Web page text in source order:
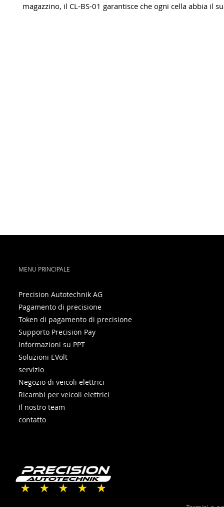
magazzino, il CL-BS-01 garantisce che ogni cella abbia il
MENU PRINCIPALE
Precision Autotechnik AG
Pagamento di precisione
Token di pagamento di precisione
Supporto Precision Pay
Informazioni su PPT
Soluzioni EVolt
servizio
Negozio di veicoli elettrici
Ricambi per veicoli elettrici
Il nostro team
contatto